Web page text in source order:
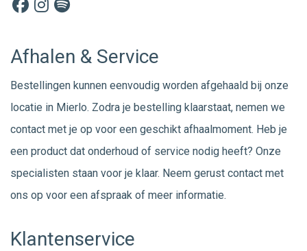
Afhalen & Service
Bestellingen kunnen eenvoudig worden afgehaald bij onze
locatie in Mierlo. Zodra je bestelling klaarstaat, nemen we
contact met je op voor een geschikt afhaalmoment. Heb je
een product dat onderhoud of service nodig heeft? Onze
specialisten staan voor je klaar. Neem gerust contact met
ons op voor een afspraak of meer informatie.
Klantenservice